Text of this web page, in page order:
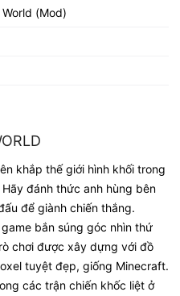
(Mod)
khắp thế giới hình khối trong
đánh thức anh hùng bên
để giành chiến thắng.
bắn súng góc nhìn thứ
chơi được xây dựng với đồ
tuyệt đẹp, giống Minecraft.
các trận chiến khốc liệt ở